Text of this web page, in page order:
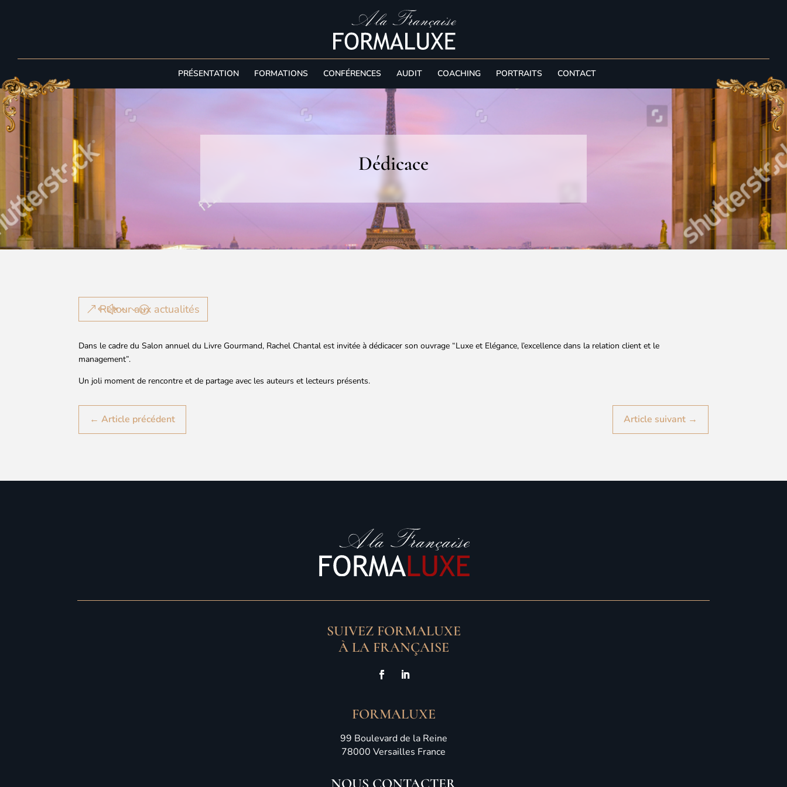
PRÉSENTATION FORMATIONS CONFÉRENCES AUDIT COACHING PORTRAITS CONTACT
Dédicace
Retour aux actualités
Dans le cadre du Salon annuel du Livre Gourmand, Rachel Chantal est invitée à dédicacer son ouvrage “Luxe et Elégance, l’excellence dans la relation client et le
management”.
Un joli moment de rencontre et de partage avec les auteurs et lecteurs présents.
←Article précédent Article suivant→
SUIVEZ FORMALUXE
À LA FRANÇAISE
FORMALUXE
99 Boulevard de la Reine
78000 Versailles France